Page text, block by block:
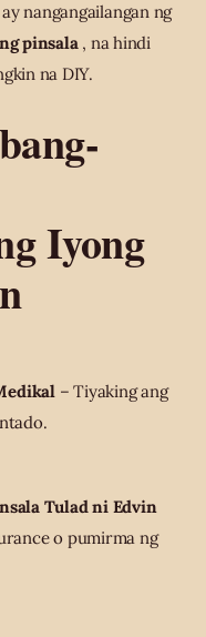
nangangailangan ng
pinsala, na hindi
na DIY.
Iyong
– Tiyaking ang
Tulad ni Edvin
o pumirma ng